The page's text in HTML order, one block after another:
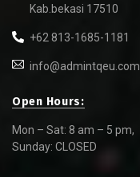
Kab.bekasi 17510
+62 813-1685-1181
info@admintqeu.com
Open Hours:
Mon – Sat: 8 am – 5 pm,
Sunday: CLOSED